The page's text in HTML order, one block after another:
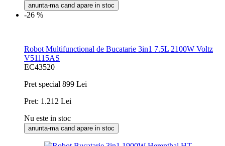
anunta-ma cand apare in stoc
-26 %
Robot Multifunctional de Bucatarie 3in1 7.5L 2100W Voltz
V51115AS
EC43520
Pret special 899 Lei
Pret: 1.212 Lei
Nu este in stoc
anunta-ma cand apare in stoc